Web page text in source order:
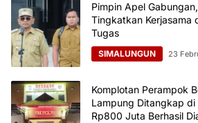
Pimpin Apel
Tingkatkan Kerjasama
Tugas
SIMALUNGUN 23
Komplotan Perampok
Lampung Ditangkap di
Rp800 Juta Berhasil